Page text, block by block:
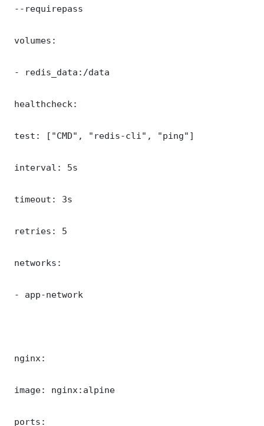
--requirepass
volumes:
- redis_data:/data
healthcheck:
test: ["CMD", "redis-cli", "ping"]
interval: 5s
timeout: 3s
retries: 5
networks:
- app-network
nginx:
image: nginx:alpine
ports: